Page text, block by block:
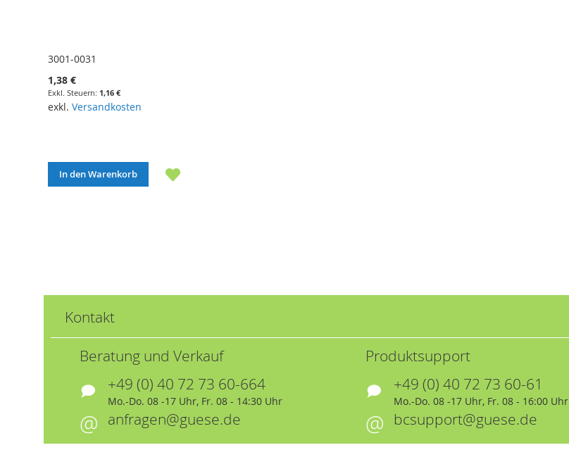
3001-0031
1,38 €
1,16 €
exkl.Versandkosten
In den Warenkorb
Kontakt
Beratung und Verkauf
+49 (0) 40 72 73 60-664
Mo.-Do. 08 -17 Uhr, Fr. 08 - 14:30 Uhr
anfragen@guese.de
Produktsupport
+49 (0) 40 72 73 60-61
Mo.-Do. 08 -17 Uhr, Fr. 08 - 16:00 Uhr
bcsupport@guese.de